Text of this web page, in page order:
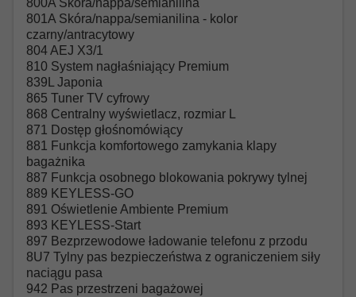
800A Skóra/nappa/semianilina
801A Skóra/nappa/semianilina - kolor
czarny/antracytowy
804 AEJ X3/1
810 System nagłaśniający Premium
839L Japonia
865 Tuner TV cyfrowy
868 Centralny wyświetlacz, rozmiar L
871 Dostęp głośnomówiący
881 Funkcja komfortowego zamykania klapy
bagażnika
887 Funkcja osobnego blokowania pokrywy tylnej
889 KEYLESS-GO
891 Oświetlenie Ambiente Premium
893 KEYLESS-Start
897 Bezprzewodowe ładowanie telefonu z przodu
8U7 Tylny pas bezpieczeństwa z ograniczeniem siły
naciągu pasa
942 Pas przestrzeni bagażowej